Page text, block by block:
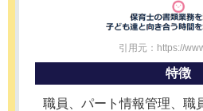
引用元：https://
特徴
職員、パート情報管理、職